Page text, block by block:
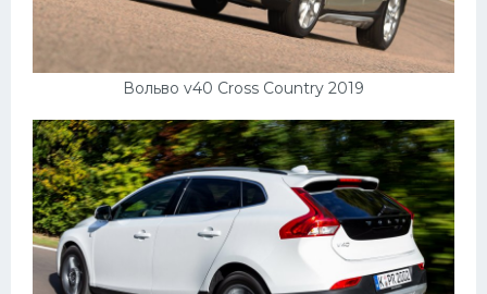
Вольво v40 Cross Country 2019